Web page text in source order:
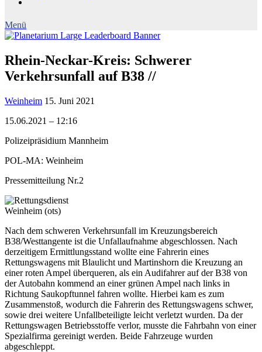
Rhein-Neckar-Kreis: Schwerer
Verkehrsunfall auf B38 //
Weinheim 15. Juni 2021
15.06.2021 – 12:16
Polizeipräsidium Mannheim
POL-MA: Weinheim
Pressemitteilung Nr.2
Weinheim (ots)
Nach dem schweren Verkehrsunfall im Kreuzungsbereich
B38/Westtangente ist die Unfallaufnahme abgeschlossen. Nach
derzeitigem Ermittlungsstand wollte eine Fahrerin eines
Rettungswagens mit Blaulicht und Martinshorn die Kreuzung an
einer roten Ampel überqueren, als ein Audifahrer auf der B38 von
der Autobahn kommend an einer grünen Ampel nach links in
Richtung Saukopftunnel fahren wollte. Hierbei kam es zum
Zusammenstoß, wodurch die Fahrerin des Rettungswagens schwer,
sowie drei weitere Unfallbeteiligte leicht verletzt wurden. Da der
Rettungswagen Betriebsstoffe verlor, musste die Fahrbahn von einer
Spezialfirma gereinigt werden. Beide Fahrzeuge wurden
abgeschleppt.